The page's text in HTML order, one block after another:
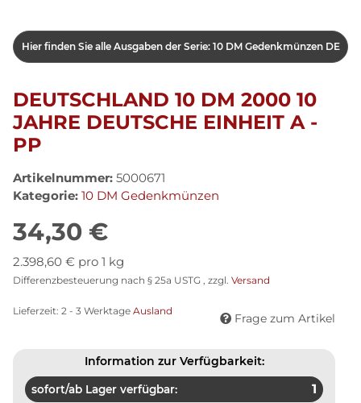
Hier finden Sie alle Ausgaben der Serie: 10 DM Gedenkmünzen DE
DEUTSCHLAND 10 DM 2000 10
JAHRE DEUTSCHE EINHEIT A -
PP
Artikelnummer: 5000671
Kategorie: 10 DM Gedenkmünzen
34,30 €
2.398,60 € pro 1 kg
Differenzbesteuerung nach § 25a USTG , zzgl. Versand
Lieferzeit: 2 - 3 Werktage Ausland
Frage zum Artikel
Information zur Verfügbarkeit:
sofort/ab Lager verfügbar: 1